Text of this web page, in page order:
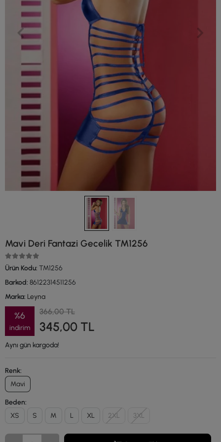
Mavi Deri Fantazi Gecelik TM1256
Ürün Kodu: TM1256
Barkod: 86122314511256
Marka: Leyna
%6
indirim
366,00 TL
345,00 TL
Aynı gün kargoda!
Renk:
Mavi
Beden:
XS
S M L XL 2XL 3XL